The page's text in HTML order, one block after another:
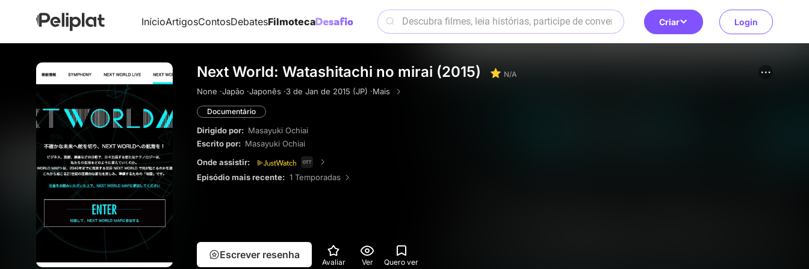
InícioArtigosContosDebatesFilmoteca Criar Login
Next World: Watashitachi no mirai (2015) N/A
None ·Japão ·Japonês ·3 de Jan de 2015 (JP) ·Mais
Documentário
Dirigido por: Masayuki Ochiai
Escrito por: Masayuki Ochiai
Onde assistir:
Episódio mais recente: 1 Temporadas
Escrever resenha
Avaliar Ver Quero ver